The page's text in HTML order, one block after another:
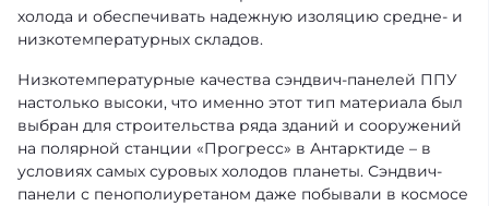
холода и обеспечивать надежную изоляцию средне- и
низкотемпературных складов.
Низкотемпературные качества сэндвич-панелей ППУ
настолько высоки, что именно этот тип материала был
выбран для строительства ряда зданий и сооружений
на полярной станции «Прогресс» в Антарктиде – в
условиях самых суровых холодов планеты. Сэндвич-
панели с пенополиуретаном даже побывали в космосе